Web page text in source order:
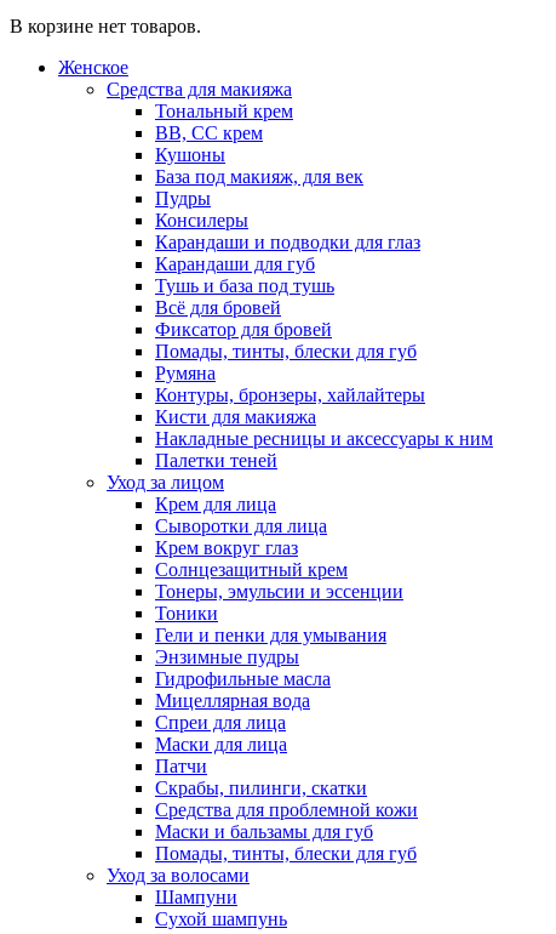
В корзине нет товаров.
Женское
Средства для макияжа
Тональный крем
BB, CC крем
Кушоны
База под макияж, для век
Пудры
Консилеры
Карандаши и подводки для глаз
Карандаши для губ
Тушь и база под тушь
Всё для бровей
Фиксатор для бровей
Помады, тинты, блески для губ
Румяна
Контуры, бронзеры, хайлайтеры
Кисти для макияжа
Накладные ресницы и аксессуары к ним
Палетки теней
Уход за лицом
Крем для лица
Сыворотки для лица
Крем вокруг глаз
Солнцезащитный крем
Тонеры, эмульсии и эссенции
Тоники
Гели и пенки для умывания
Энзимные пудры
Гидрофильные масла
Мицеллярная вода
Спреи для лица
Маски для лица
Патчи
Скрабы, пилинги, скатки
Средства для проблемной кожи
Маски и бальзамы для губ
Помады, тинты, блески для губ
Уход за волосами
Шампуни
Сухой шампунь